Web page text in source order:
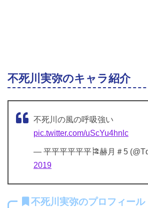
不死川実弥のキャラ紹介
不死川の風の呼吸強い
pic.twitter.com/uScYu4hnlc
— 平平平平平平🎏赫月＃5
2019
不死川実弥のプロフィール